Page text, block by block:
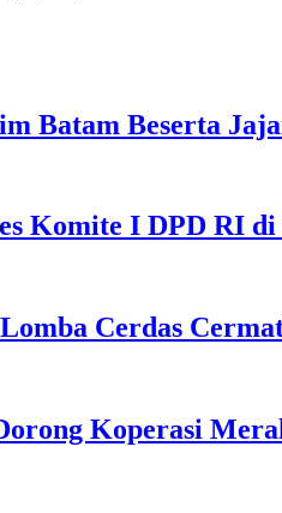
Batam Beserta
Komite I DPD RI
Cerdas
Koperasi